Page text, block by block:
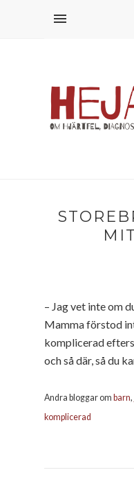
– Jag vet inte om
Mamma förstod
komplicerad
och så där, så du
Andra bloggar om barn,
komplicerad